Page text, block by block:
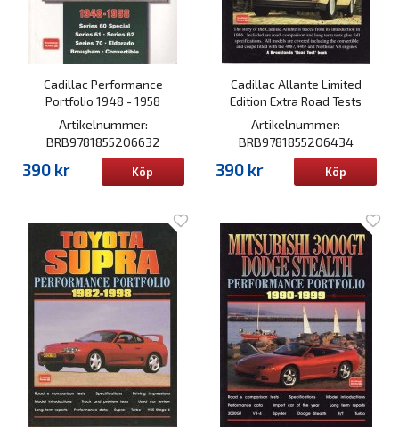
Cadillac Performance
Portfolio 1948 - 1958
Artikelnummer:
BRB9781855206632
390 kr Köp
Cadillac Allante Limited
Edition Extra Road Tests
Artikelnummer:
BRB9781855206434
390 kr Köp